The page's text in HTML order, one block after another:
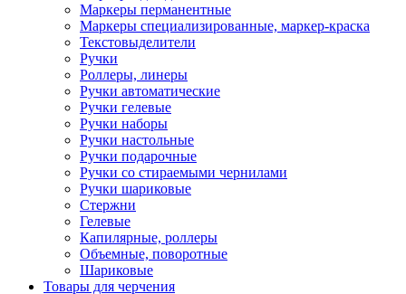
Маркеры перманентные
Маркеры специализированные, маркер-краска
Текстовыделители
Ручки
Роллеры, линеры
Ручки автоматические
Ручки гелевые
Ручки наборы
Ручки настольные
Ручки подарочные
Ручки со стираемыми чернилами
Ручки шариковые
Стержни
Гелевые
Капилярные, роллеры
Объемные, поворотные
Шариковые
Товары для черчения